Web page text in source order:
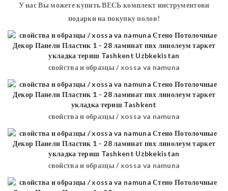
У нас Вы можете купить ВЕСЬ комплект инструментови
подарки на покупку полов!
свойства и образцы / xossa va namuna
свойства и образцы / xossa va namuna
свойства и образцы / xossa va namuna